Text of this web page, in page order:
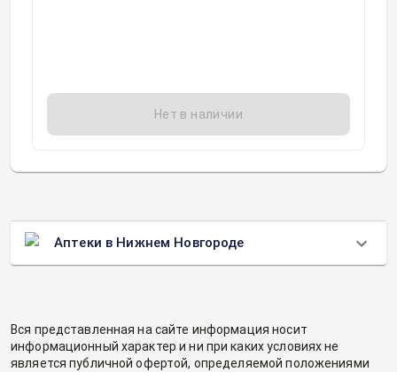
Нет в наличии
Аптеки в Нижнем Новгороде
Вся представленная на сайте информация носит
информационный характер и ни при каких условиях не
является публичной офертой, определяемой положениями